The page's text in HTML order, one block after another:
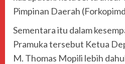
Pimpinan Daerah
Sementara itu dalam
Pramuka tersebut Ketua
M. Thomas Mopili lebih